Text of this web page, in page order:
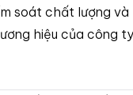
soát chất lượng
hiệu của công